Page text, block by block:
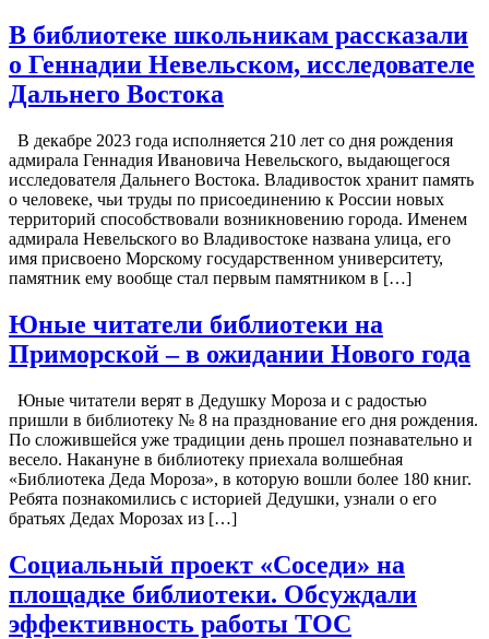
В библиотеке школьникам рассказали
о Геннадии Невельском, исследователе
Дальнего Востока
В декабре 2023 года исполняется 210 лет со дня рождения
адмирала Геннадия Ивановича Невельского, выдающегося
исследователя Дальнего Востока. Владивосток хранит память
о человеке, чьи труды по присоединению к России новых
территорий способствовали возникновению города. Именем
адмирала Невельского во Владивостоке названа улица, его
имя присвоено Морскому государственном университету,
памятник ему вообще стал первым памятником в […]
Юные читатели библиотеки на
Приморской – в ожидании Нового года
Юные читатели верят в Дедушку Мороза и с радостью
пришли в библиотеку № 8 на празднование его дня рождения.
По сложившейся уже традиции день прошел познавательно и
весело. Накануне в библиотеку приехала волшебная
«Библиотека Деда Мороза», в которую вошли более 180 книг.
Ребята познакомились с историей Дедушки, узнали о его
братьях Дедах Морозах из […]
Социальный проект «Соседи» на
площадке библиотеки. Обсуждали
эффективность работы ТОС